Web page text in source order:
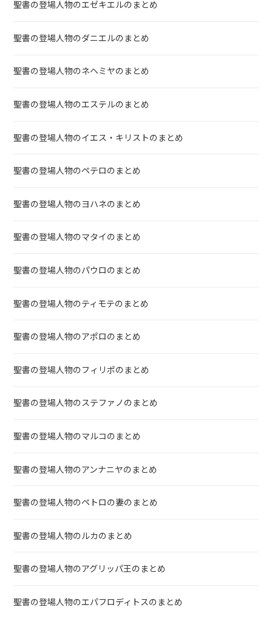
聖書の登場人物のエゼキエルのまとめ
聖書の登場人物のダニエルのまとめ
聖書の登場人物のネヘミヤのまとめ
聖書の登場人物のエステルのまとめ
聖書の登場人物のイエス・キリストのまとめ
聖書の登場人物のペテロのまとめ
聖書の登場人物のヨハネのまとめ
聖書の登場人物のマタイのまとめ
聖書の登場人物のパウロのまとめ
聖書の登場人物のティモテのまとめ
聖書の登場人物のアポロのまとめ
聖書の登場人物のフィリポのまとめ
聖書の登場人物のステファノのまとめ
聖書の登場人物のマルコのまとめ
聖書の登場人物のアンナニヤのまとめ
聖書の登場人物のペトロの妻のまとめ
聖書の登場人物のルカのまとめ
聖書の登場人物のアグリッパ王のまとめ
聖書の登場人物のエパフロディトスのまとめ